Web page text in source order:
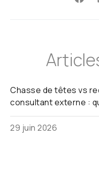
Chasse de têtes vs
consultant externe :
29 juin 2026